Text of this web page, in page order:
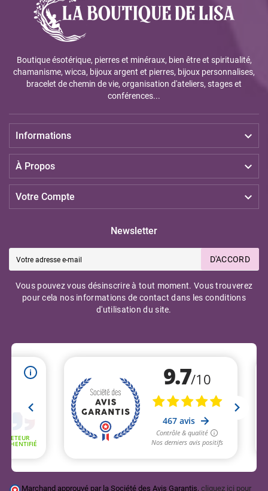
Boutique ésotérique, pierres et minéraux, bien être et spiritualité,
chamanisme, wicca, bijoux argent et pierres, bijoux personnalises,
bracelet de chemin de vie, organisation d'ateliers, stages et
conférences...
Informations 
À Propos 
Votre Compte 
Newsletter
D'ACCORD
Vous pouvez vous désinscrire à tout moment. Vous trouverez
pour cela nos informations de contact dans les conditions
d'utilisation du site.
Marchand approuvé par la Société des Avis Garantis, cliquez ici pour